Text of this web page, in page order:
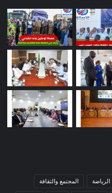
الرياضة المجتمع والثقافة